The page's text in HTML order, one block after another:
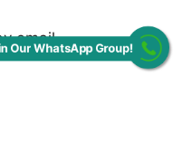
email.
Our WhatsApp Group!